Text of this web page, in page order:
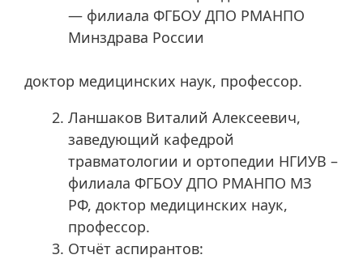
— филиала ФГБОУ ДПО РМАНПО
Минздрава России
доктор медицинских наук, профессор.
Ланшаков Виталий Алексеевич,
заведующий кафедрой
травматологии и ортопедии НГИУВ –
филиала ФГБОУ ДПО РМАНПО МЗ
РФ, доктор медицинских наук,
профессор.
Отчёт аспирантов: